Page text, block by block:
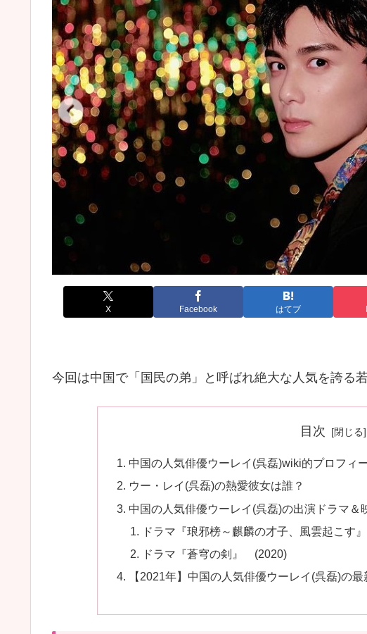
X Facebook はてブ
今回は中国で「国民の弟」と呼ばれ絶大な人気を誇る
目次
中国の人気俳優ウーレイ(呉磊)wiki的プロフ
ウー・レイ(呉磊)の熱愛彼女は誰？
中国の人気俳優ウーレイ(呉磊)の出演ドラマ＆
ドラマ『琅邪榜～麒麟の才子、風雲起こす
ドラマ『蒼穹の剣』 (2020)
【2021年】中国の人気俳優ウーレイ(呉磊)の最